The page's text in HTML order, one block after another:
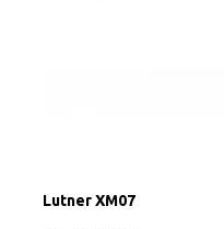
Lutner XM07